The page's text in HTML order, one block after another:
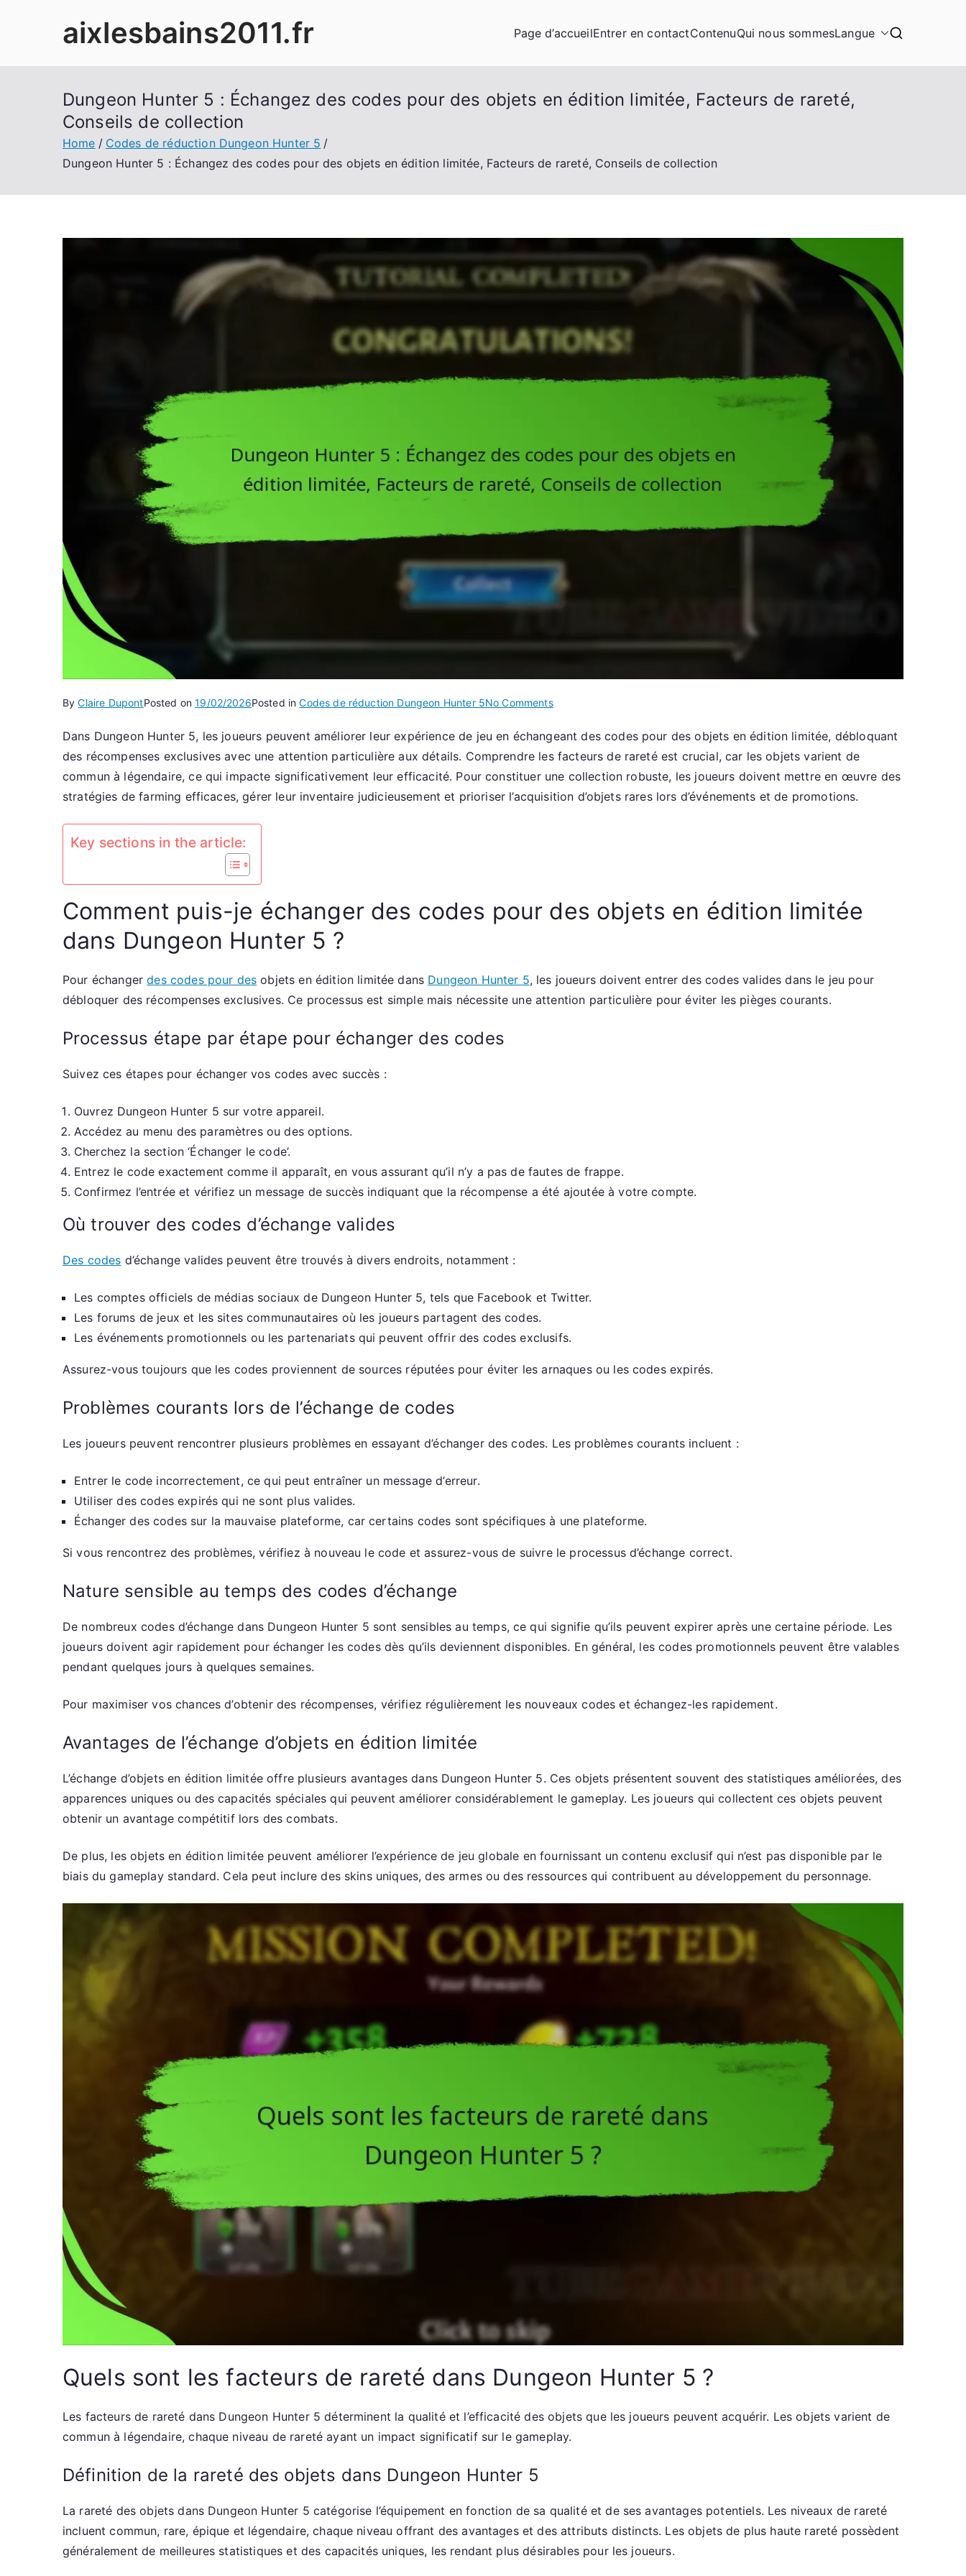
aixlesbains2011.fr Page d’accueilEntrer en contactContenuQui nous sommesLangue
Dungeon Hunter 5 : Échangez des codes pour des objets en édition limitée, Facteurs de rareté,
Conseils de collection
Home
Codes de réduction Dungeon Hunter 5
Dungeon Hunter 5 : Échangez des codes pour des objets en édition limitée, Facteurs de rareté, Conseils de collection
ByClaire DupontPosted on19/02/2026Posted inCodes de réduction Dungeon Hunter 5No Commentson
Hunter
5
:
Échangez
en
édition
rareté,
Conseils
Dans Dungeon Hunter 5, les joueurs peuvent améliorer leur expérience de jeu en échangeant des codes pour des objets en édition limitée, débloquant
des récompenses exclusives avec une attention particulière aux détails. Comprendre les facteurs de rareté est crucial, car les objets varient de
commun à légendaire, ce qui impacte significativement leur efficacité. Pour constituer une collection robuste, les joueurs doivent mettre en œuvre des
stratégies de farming efficaces, gérer leur inventaire judicieusement et prioriser l’acquisition d’objets rares lors d’événements et de promotions.
Key sections in the article:
Comment puis-je échanger des codes pour des objets en édition limitée
dans Dungeon Hunter 5 ?
Pour échangerdes codes pour des objets en édition limitée dans Dungeon Hunter 5, les joueurs doivent entrer des codes valides dans le jeu pour
débloquer des récompenses exclusives. Ce processus est simple mais nécessite une attention particulière pour éviter les pièges courants.
Processus étape par étape pour échanger des codes
Suivez ces étapes pour échanger vos codes avec succès :
Ouvrez Dungeon Hunter 5 sur votre appareil.
Accédez au menu des paramètres ou des options.
Cherchez la section ‘Échanger le code’.
Entrez le code exactement comme il apparaît, en vous assurant qu’il n’y a pas de fautes de frappe.
Confirmez l’entrée et vérifiez un message de succès indiquant que la récompense a été ajoutée à votre compte.
Où trouver des codes d’échange valides
Des codes d’échange valides peuvent être trouvés à divers endroits, notamment :
Les comptes officiels de médias sociaux de Dungeon Hunter 5, tels que Facebook et Twitter.
Les forums de jeux et les sites communautaires où les joueurs partagent des codes.
Les événements promotionnels ou les partenariats qui peuvent offrir des codes exclusifs.
Assurez-vous toujours que les codes proviennent de sources réputées pour éviter les arnaques ou les codes expirés.
Problèmes courants lors de l’échange de codes
Les joueurs peuvent rencontrer plusieurs problèmes en essayant d’échanger des codes. Les problèmes courants incluent :
Entrer le code incorrectement, ce qui peut entraîner un message d’erreur.
Utiliser des codes expirés qui ne sont plus valides.
Échanger des codes sur la mauvaise plateforme, car certains codes sont spécifiques à une plateforme.
Si vous rencontrez des problèmes, vérifiez à nouveau le code et assurez-vous de suivre le processus d’échange correct.
Nature sensible au temps des codes d’échange
De nombreux codes d’échange dans Dungeon Hunter 5 sont sensibles au temps, ce qui signifie qu’ils peuvent expirer après une certaine période. Les
joueurs doivent agir rapidement pour échanger les codes dès qu’ils deviennent disponibles. En général, les codes promotionnels peuvent être valables
pendant quelques jours à quelques semaines.
Pour maximiser vos chances d’obtenir des récompenses, vérifiez régulièrement les nouveaux codes et échangez-les rapidement.
Avantages de l’échange d’objets en édition limitée
L’échange d’objets en édition limitée offre plusieurs avantages dans Dungeon Hunter 5. Ces objets présentent souvent des statistiques améliorées, des
apparences uniques ou des capacités spéciales qui peuvent améliorer considérablement le gameplay. Les joueurs qui collectent ces objets peuvent
obtenir un avantage compétitif lors des combats.
De plus, les objets en édition limitée peuvent améliorer l’expérience de jeu globale en fournissant un contenu exclusif qui n’est pas disponible par le
biais du gameplay standard. Cela peut inclure des skins uniques, des armes ou des ressources qui contribuent au développement du personnage.
Quels sont les facteurs de rareté dans Dungeon Hunter 5 ?
Les facteurs de rareté dans Dungeon Hunter 5 déterminent la qualité et l’efficacité des objets que les joueurs peuvent acquérir. Les objets varient de
commun à légendaire, chaque niveau de rareté ayant un impact significatif sur le gameplay.
Définition de la rareté des objets dans Dungeon Hunter 5
La rareté des objets dans Dungeon Hunter 5 catégorise l’équipement en fonction de sa qualité et de ses avantages potentiels. Les niveaux de rareté
incluent commun, rare, épique et légendaire, chaque niveau offrant des avantages et des attributs distincts. Les objets de plus haute rareté possèdent
généralement de meilleures statistiques et des capacités uniques, les rendant plus désirables pour les joueurs.